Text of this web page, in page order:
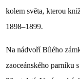
kolem světa, kterou
1898–1899.
Na nádvoří Bílého
zaoceánského parníku